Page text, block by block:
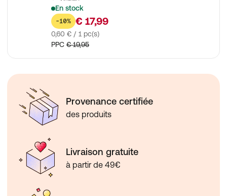
En stock
Contient entre autres du rhodiola (83 mg), du ginseng de
-10% € 17,99
0,60 € / 1 pc(s)
PPC € 19,95
Provenance certifiée
des produits
Livraison gratuite
à partir de 49€